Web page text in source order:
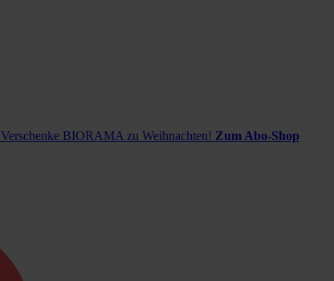
Verschenke BIORAMA zu Weihnachten! Zum Abo-Shop